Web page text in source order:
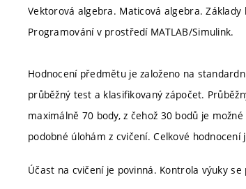
Vektorová algebra. Maticová algebra.
Programování v prostředí MATLAB/Simulink.
Hodnocení předmětu je založeno na
průběžný test a klasifikovaný zápočet.
maximálně 70 body, z čehož 30 bodů je
podobné úlohám z cvičení. Celkové
Účast na cvičení je povinná. Kontrola výuky se